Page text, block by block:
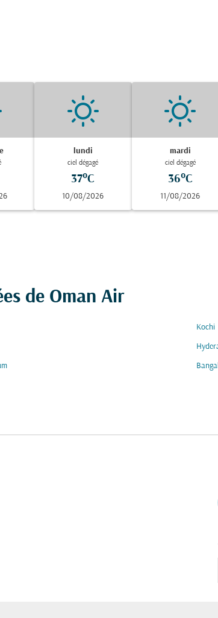
lundi
ciel dégagé
37°C
10/08/2026
mardi
ciel dégagé
36°C
11/08/2026
de Oman Air
Kochi